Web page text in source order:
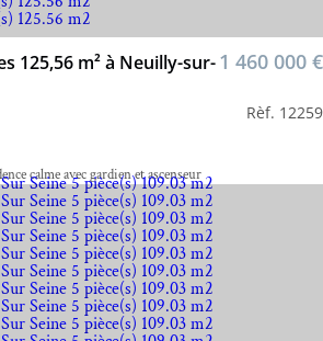
125,56 m² à Neuilly-sur-1 460 000 €
Rèf. 12259
calme avec gardien et ascenseur